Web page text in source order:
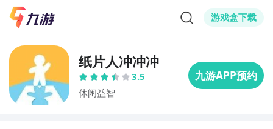
游戏盒下载
纸片人冲冲冲
3.5
休闲益智